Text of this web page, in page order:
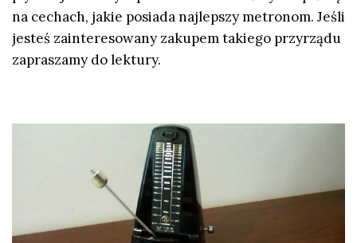
na cechach, jakie posiada najlepszy metronom. Jeśli
jesteś zainteresowany zakupem takiego przyrządu
zapraszamy do lektury.